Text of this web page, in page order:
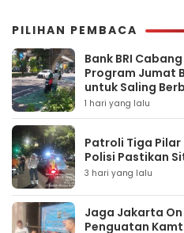
PILIHAN PEMBACA
Bank BRI
Program Jumat
untuk Saling
1 hari yang lalu
Patroli Tiga Pilar
Polisi Pastikan
3 hari yang lalu
Jaga Jakarta
Penguatan